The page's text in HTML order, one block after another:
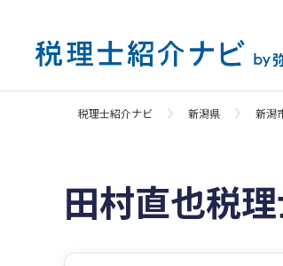
税理士紹介ナビ 新潟県 新潟
田村直也税